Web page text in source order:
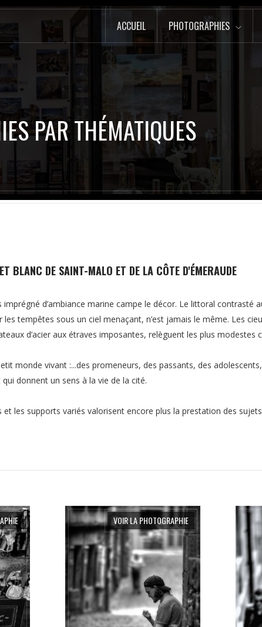
ACCUEIL PHOTOGRAPHIES
PAR THÉMATIQUES
BLANC DE SAINT-MALO ET DE LA CÔTE D'ÉMERAUDE
imprégné d’ambiance marine campe le décor. Le littoral
tempêtes sous un ciel menaçant, n’est jamais le même. Les
d’acier aux étraves imposantes, relèguent les plus
monde vivant :...des promeneurs, des passants, des
donnent un sens à la vie de la cité.
les supports variés valorisent encore plus la prestation des
VOIR LA PHOTOGRAPHIE